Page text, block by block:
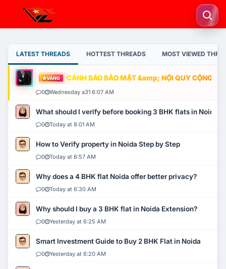
LATEST THREADS HOTTEST THREADS MOST VIEWED
VÀNG CẢNH BÁO BẢO MẬT &amp; NỘI QUY CỘNG
0 Wednesday a31 6:07 AM
What should I verify before booking 3 BHK flats in Noida?
0 Today at 8:01 AM
How to Verify property in Noida Step by Step
0 Today at 6:57 AM
Why does a 4 BHK flat Noida offer better privacy?
0 Today at 6:30 AM
Why should I buy a 3 BHK flat in Noida Extension?
0 Yesterday at 6:25 AM
Smart Investment Guide to Buy 2 BHK Flat in Noida
0 Yesterday at 6:20 AM